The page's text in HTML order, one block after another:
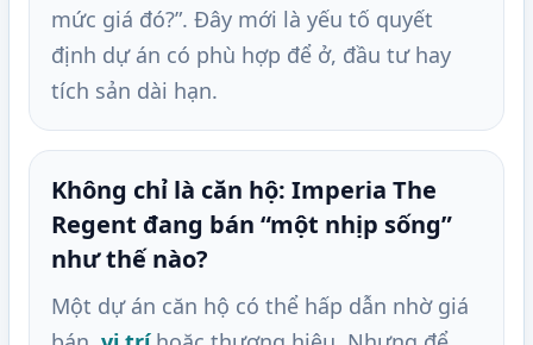
mức giá đó?”. Đây mới là yếu tố quyết
định dự án có phù hợp để ở, đầu tư hay
tích sản dài hạn.
Không chỉ là căn hộ: Imperia The
Regent đang bán “một nhịp sống”
như thế nào?
Một dự án căn hộ có thể hấp dẫn nhờ giá